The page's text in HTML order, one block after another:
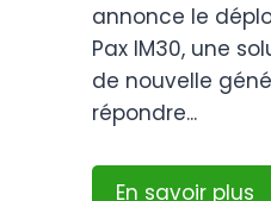
annonce le
Pax IM30, une
de nouvelle
répondre...
En savoir plus